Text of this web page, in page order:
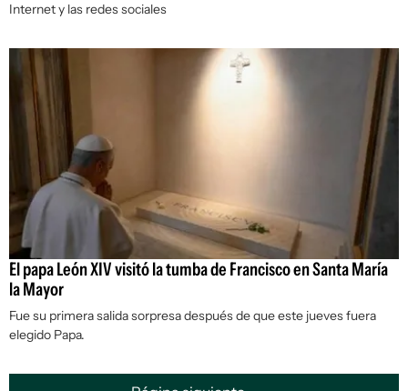
Internet y las redes sociales
El papa León XIV visitó la tumba de Francisco en Santa María
la Mayor
Fue su primera salida sorpresa después de que este jueves fuera
elegido Papa.